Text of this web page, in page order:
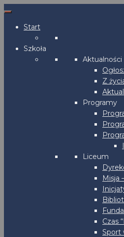
Start
Szkoła
Aktualności
Z
Programy
Liceum
Misja
Czas
Sport